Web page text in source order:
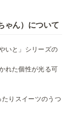
ゃん）について
いと」シリーズの
れた個性が光る可
りスイーツのうつ